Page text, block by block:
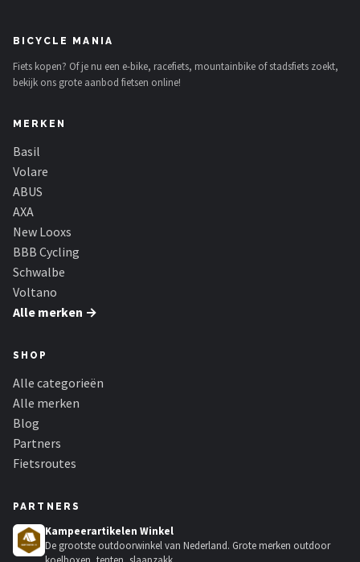
ABUS
AXA
New Looxs
BBB Cycling
Schwalbe
Voltano
Shimano
BICYCLE MANIA
Fiets kopen? Of je nu een e-bike, racefiets, mountainbike of stadsfiets zoekt,
bekijk ons grote aanbod fietsen online!
MERKEN
Basil
Volare
ABUS
AXA
New Looxs
BBB Cycling
Schwalbe
Voltano
Alle merken →
SHOP
Alle categorieën
Alle merken
Blog
Partners
Fietsroutes
PARTNERS
Kampeerartikelen Winkel
De grootste outdoorwinkel van Nederland. Grote merken outdoor